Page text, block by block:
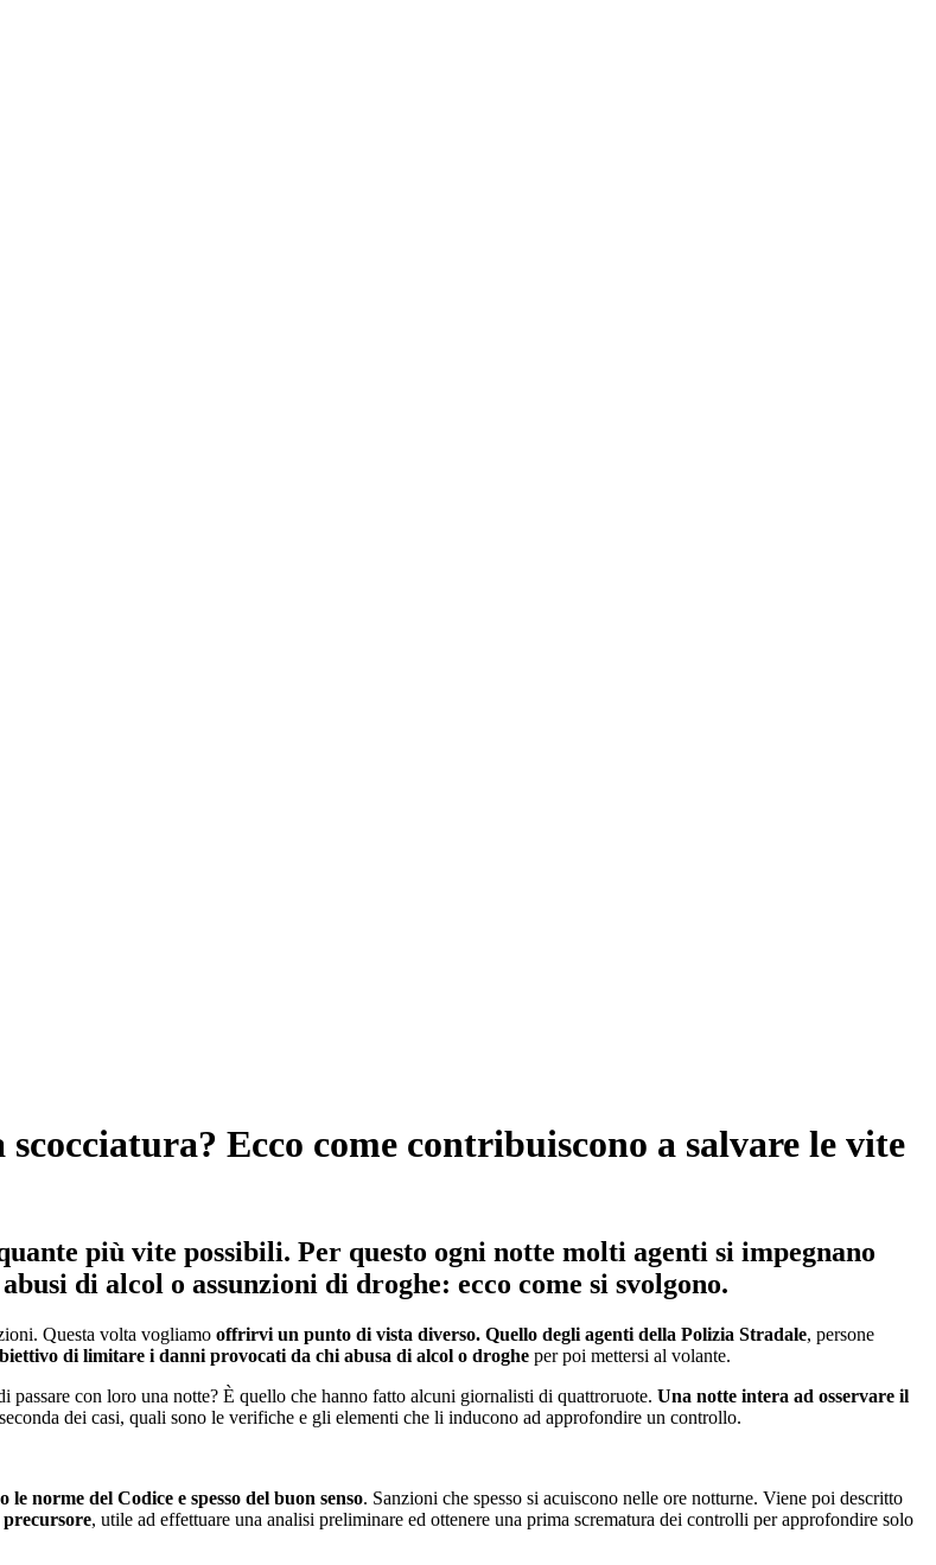
Ecco come contribuiscono a salvare le vite
più vite possibili. Per questo ogni notte molti agenti si impegnano
di alcol o assunzioni di droghe: ecco come si svolgono.
Questa volta vogliamo offrirvi un punto di vista diverso. Quello degli agenti della Polizia Stradale, persone
di limitare i danni provocati da chi abusa di alcol o droghe per poi mettersi al volante.
con loro una notte? È quello che hanno fatto alcuni giornalisti di quattroruote. Una notte intera ad osservare il
dei casi, quali sono le verifiche e gli elementi che li inducono ad approfondire un controllo.
norme del Codice e spesso del buon senso. Sanzioni che spesso si acuiscono nelle ore notturne. Viene poi descritto
precursore, utile ad effettuare una analisi preliminare ed ottenere una prima scrematura dei controlli per approfondire solo